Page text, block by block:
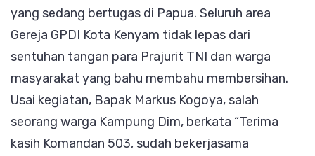
yang sedang bertugas di Papua. Seluruh area
Gereja GPDI Kota Kenyam tidak lepas dari
sentuhan tangan para Prajurit TNI dan warga
masyarakat yang bahu membahu membersihan.
Usai kegiatan, Bapak Markus Kogoya, salah
seorang warga Kampung Dim, berkata “Terima
kasih Komandan 503, sudah bekerjasama